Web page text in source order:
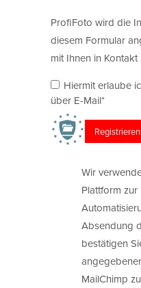
ProfiFoto wird die
diesem Formular
mit Ihnen in
Hiermit erlaube
über E-Mail*
Wir
Plattform
Absendung
bestätigen
MailChimp